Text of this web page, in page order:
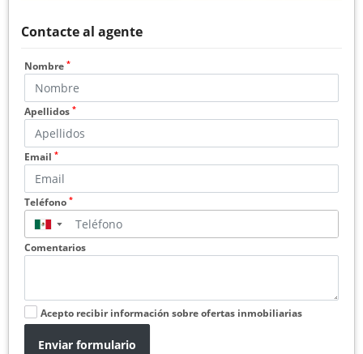
Contacte al agente
Nombre *
Apellidos *
Email *
Teléfono *
▼
Comentarios
Acepto recibir información sobre ofertas inmobiliarias
Enviar formulario